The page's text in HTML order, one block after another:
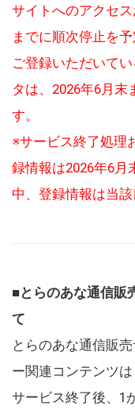
サイトへのアクセ
までに順次停止を予
ご登録いただいて
タは、2026年6月末
す。
※サービス終了処理
録情報は2026年6月
中、登録情報は当
■とらのあな通信販
て
とらのあな通信販
ー関連コンテンツは
サービス終了後、1